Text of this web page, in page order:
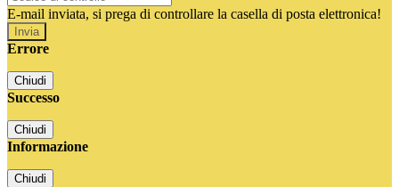
E-mail inviata, si prega di controllare la casella di posta elettronica!
Errore
Chiudi
Successo
Chiudi
Informazione
Chiudi